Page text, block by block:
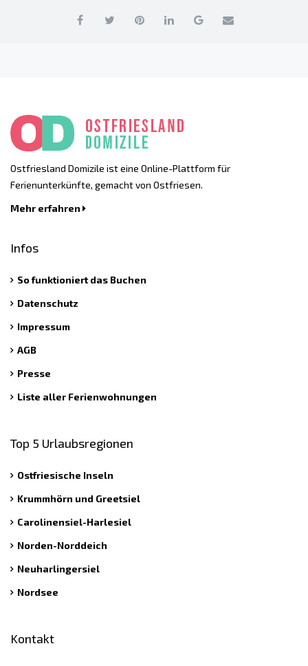
Ostfriesland Domizile ist eine Online-Plattform für
Ferienunterkünfte, gemacht von Ostfriesen.
Mehr erfahren
Infos
So funktioniert das Buchen
Datenschutz
Impressum
AGB
Presse
Liste aller Ferienwohnungen
Top 5 Urlaubsregionen
Ostfriesische Inseln
Krummhörn und Greetsiel
Carolinensiel-Harlesiel
Norden-Norddeich
Neuharlingersiel
Nordsee
Kontakt